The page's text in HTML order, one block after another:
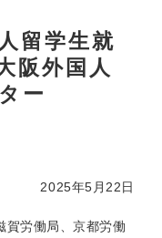
留学生就
阪外国人
ー
2025年5月22日
賀労働局、京都労働